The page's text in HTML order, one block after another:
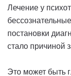
Лечение у
постановки
стало причиной
Это может быть